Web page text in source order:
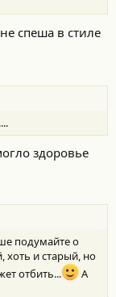
спеша в стиле
здоровье
подумайте о
хоть и старый, но
отбить...
А